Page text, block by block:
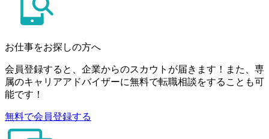
お仕事をお探しの方へ
会員登録すると、企業からのスカウトが届きます！また、専
属のキャリアアドバイザーに無料で転職相談をすることも可
能です！
無料で会員登録する